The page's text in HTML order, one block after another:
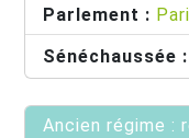
Parlement :
Sénéchaussée :
Ancien régime :